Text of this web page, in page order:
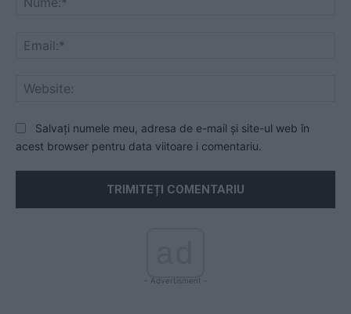
Salvați numele meu, adresa de e-mail și site-ul web în
acest browser pentru data viitoare i comentariu.
- Advertisment -